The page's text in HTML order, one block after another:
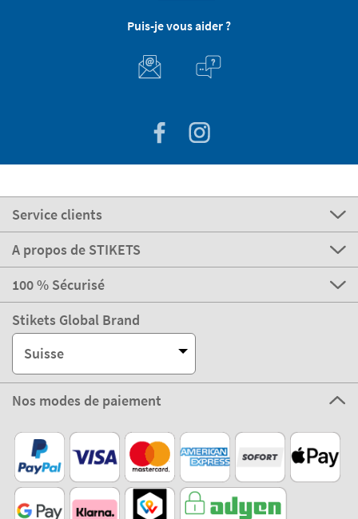
Puis-je vous aider ?
Service clients
A propos de STIKETS
100 % Sécurisé
Stikets Global Brand
Suisse
Nos modes de paiement